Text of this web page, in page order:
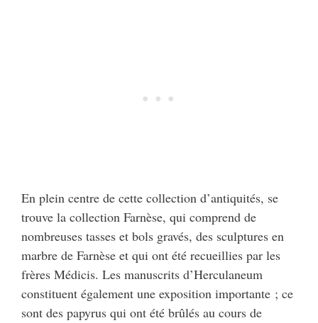
En plein centre de cette collection d’antiquités, se
trouve la collection Farnèse, qui comprend de
nombreuses tasses et bols gravés, des sculptures en
marbre de Farnèse et qui ont été recueillies par les
frères Médicis. Les manuscrits d’Herculaneum
constituent également une exposition importante ; ce
sont des papyrus qui ont été brûlés au cours de